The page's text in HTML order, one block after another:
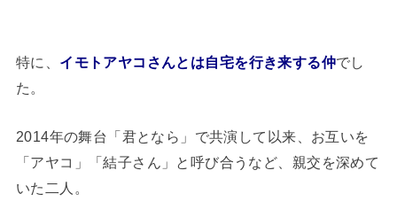
特に、 イモトアヤコさんとは自宅を行き来する仲でし
た。
2014年の舞台「君となら」で共演して以来、お互いを
「アヤコ」「結子さん」と呼び合うなど、親交を深めて
いた二人。